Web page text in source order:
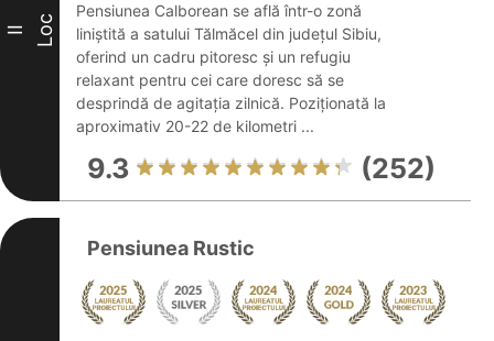
II Loc
Pensiunea Calborean se află într-o zonă
liniștită a satului Tălmăcel din județul Sibiu,
oferind un cadru pitoresc și un refugiu
relaxant pentru cei care doresc să se
desprindă de agitația zilnică. Poziționată la
aproximativ 20-22 de kilometri ...
9.3 (252)
Pensiunea Rustic